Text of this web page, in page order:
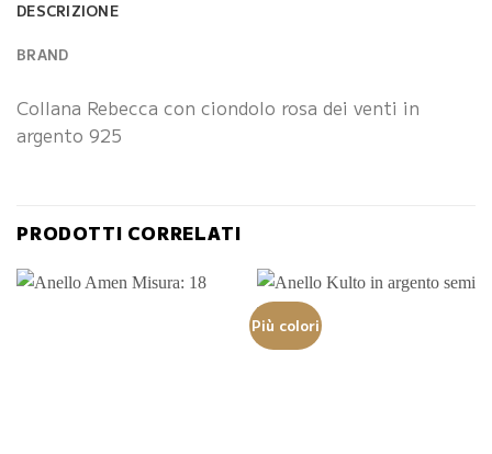
DESCRIZIONE
BRAND
Collana Rebecca con ciondolo rosa dei venti in
argento 925
PRODOTTI CORRELATI
Più colori